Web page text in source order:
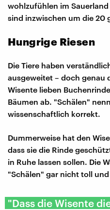
wohlzufühlen im
sind inzwischen um die 20
Hungrige Riesen
Die Tiere haben
ausgeweitet – doch genau
Wisente lieben
Bäumen ab. "Schälen"
wissenschaftlich korrekt.
Dummerweise hat den
dass sie die Rinde
in Ruhe lassen sollen. Die
"Schälen" gar nicht toll
"Dass die Wisente